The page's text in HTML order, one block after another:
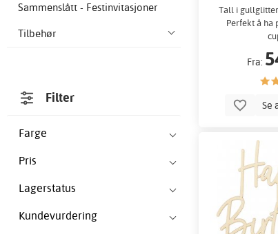
Sammenslått - Festinvitasjoner
Tilbehør
Filter
Farge
Pris
Lagerstatus
Kundevurdering
Tall i
Perfekt å ha
Fra:
Se